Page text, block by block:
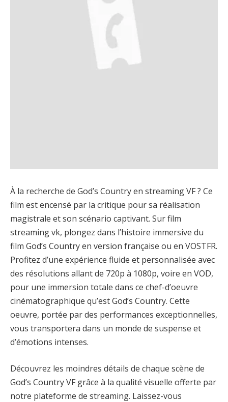
À la recherche de God’s Country en streaming VF ? Ce
film est encensé par la critique pour sa réalisation
magistrale et son scénario captivant. Sur film
streaming vk, plongez dans l’histoire immersive du
film God’s Country en version française ou en VOSTFR.
Profitez d’une expérience fluide et personnalisée avec
des résolutions allant de 720p à 1080p, voire en VOD,
pour une immersion totale dans ce chef-d’oeuvre
cinématographique qu’est God’s Country. Cette
oeuvre, portée par des performances exceptionnelles,
vous transportera dans un monde de suspense et
d’émotions intenses.
Découvrez les moindres détails de chaque scène de
God’s Country VF grâce à la qualité visuelle offerte par
notre plateforme de streaming. Laissez-vous